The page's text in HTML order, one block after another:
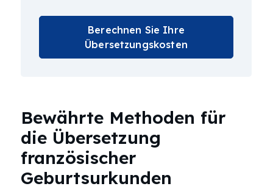
Berechnen Sie Ihre
Übersetzungskosten
Bewährte Methoden für
die Übersetzung
französischer
Geburtsurkunden